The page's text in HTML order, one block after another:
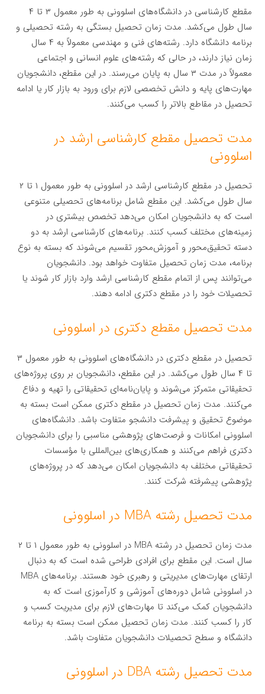
مقطع کارشناسی در دانشگاه‌های اسلوونی به طور معمول ۳ تا ۴
سال طول می‌کشد. مدت زمان تحصیل بستگی به رشته تحصیلی و
برنامه دانشگاه دارد. رشته‌های فنی و مهندسی معمولاً به ۴ سال
زمان نیاز دارند، در حالی که رشته‌های علوم انسانی و اجتماعی
معمولاً در مدت ۳ سال به پایان می‌رسند. در این مقطع، دانشجویان
مهارت‌های پایه و دانش تخصصی لازم برای ورود به بازار کار یا ادامه
تحصیل در مقاطع بالاتر را کسب می‌کنند.
مدت تحصیل مقطع کارشناسی ارشد در
اسلوونی
تحصیل در مقطع کارشناسی ارشد در اسلوونی به طور معمول ۱ تا ۲
سال طول می‌کشد. این مقطع شامل برنامه‌های تحصیلی متنوعی
است که به دانشجویان امکان می‌دهد تخصص بیشتری در
زمینه‌های مختلف کسب کنند. برنامه‌های کارشناسی ارشد به دو
دسته تحقیق‌محور و آموزش‌محور تقسیم می‌شوند که بسته به نوع
برنامه، مدت زمان تحصیل متفاوت خواهد بود. دانشجویان
می‌توانند پس از اتمام مقطع کارشناسی ارشد وارد بازار کار شوند یا
تحصیلات خود را در مقطع دکتری ادامه دهند.
مدت تحصیل مقطع دکتری در اسلوونی
تحصیل در مقطع دکتری در دانشگاه‌های اسلوونی به طور معمول ۳
تا ۴ سال طول می‌کشد. در این مقطع، دانشجویان بر روی پروژه‌های
تحقیقاتی متمرکز می‌شوند و پایان‌نامه‌ای تحقیقاتی را تهیه و دفاع
می‌کنند. مدت زمان تحصیل در مقطع دکتری ممکن است بسته به
موضوع تحقیق و پیشرفت دانشجو متفاوت باشد. دانشگاه‌های
اسلوونی امکانات و فرصت‌های پژوهشی مناسبی را برای دانشجویان
دکتری فراهم می‌کنند و همکاری‌های بین‌المللی با مؤسسات
تحقیقاتی مختلف به دانشجویان امکان می‌دهد که در پروژه‌های
پژوهشی پیشرفته شرکت کنند.
مدت تحصیل رشته MBA در اسلوونی
مدت زمان تحصیل در رشته MBA در اسلوونی به طور معمول ۱ تا ۲
سال است. این مقطع برای افرادی طراحی شده است که به دنبال
ارتقای مهارت‌های مدیریتی و رهبری خود هستند. برنامه‌های MBA
در اسلوونی شامل دوره‌های آموزشی و کارآموزی است که به
دانشجویان کمک می‌کند تا مهارت‌های لازم برای مدیریت کسب و
کار را کسب کنند. مدت زمان تحصیل ممکن است بسته به برنامه
دانشگاه و سطح تحصیلات دانشجویان متفاوت باشد.
مدت تحصیل رشته DBA در اسلوونی